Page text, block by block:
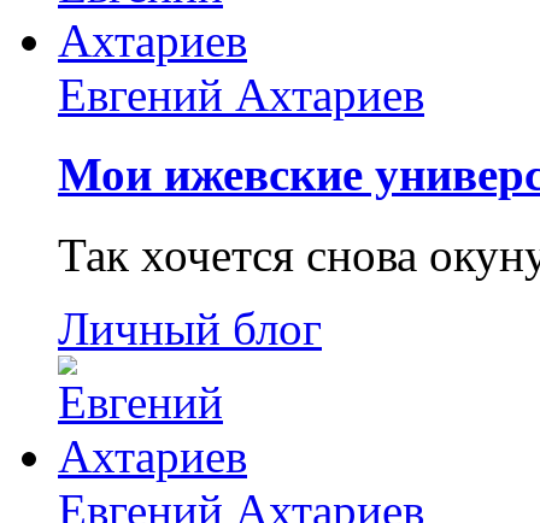
Евгений Ахтариев
Мои ижевские
Так хочется снова
Личный блог
Евгений Ахтариев